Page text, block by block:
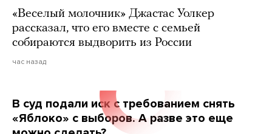
«Веселый молочник» Джастас Уолкер
рассказал, что его вместе с семьей
собираются выдворить из России
час назад
В суд подали иск с требованием снять
«Яблоко» с выборов. А разве это еще